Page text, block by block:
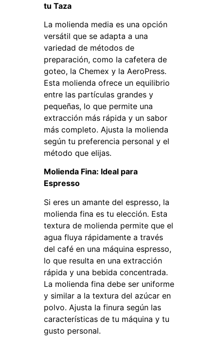
tu Taza
La molienda media es una opción
versátil que se adapta a una
variedad de métodos de
preparación, como la cafetera de
goteo, la Chemex y la AeroPress.
Esta molienda ofrece un equilibrio
entre las partículas grandes y
pequeñas, lo que permite una
extracción más rápida y un sabor
más completo. Ajusta la molienda
según tu preferencia personal y el
método que elijas.
Molienda Fina: Ideal para
Espresso
Si eres un amante del espresso, la
molienda fina es tu elección. Esta
textura de molienda permite que el
agua fluya rápidamente a través
del café en una máquina espresso,
lo que resulta en una extracción
rápida y una bebida concentrada.
La molienda fina debe ser uniforme
y similar a la textura del azúcar en
polvo. Ajusta la finura según las
características de tu máquina y tu
gusto personal.